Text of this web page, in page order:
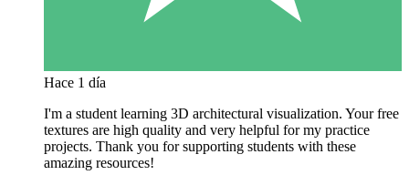
Hace 1 día
I'm a student learning 3D architectural visualization. Your free
textures are high quality and very helpful for my practice
projects. Thank you for supporting students with these
amazing resources!